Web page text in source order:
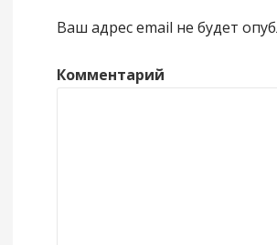
Ваш адрес email не будет
Комментарий